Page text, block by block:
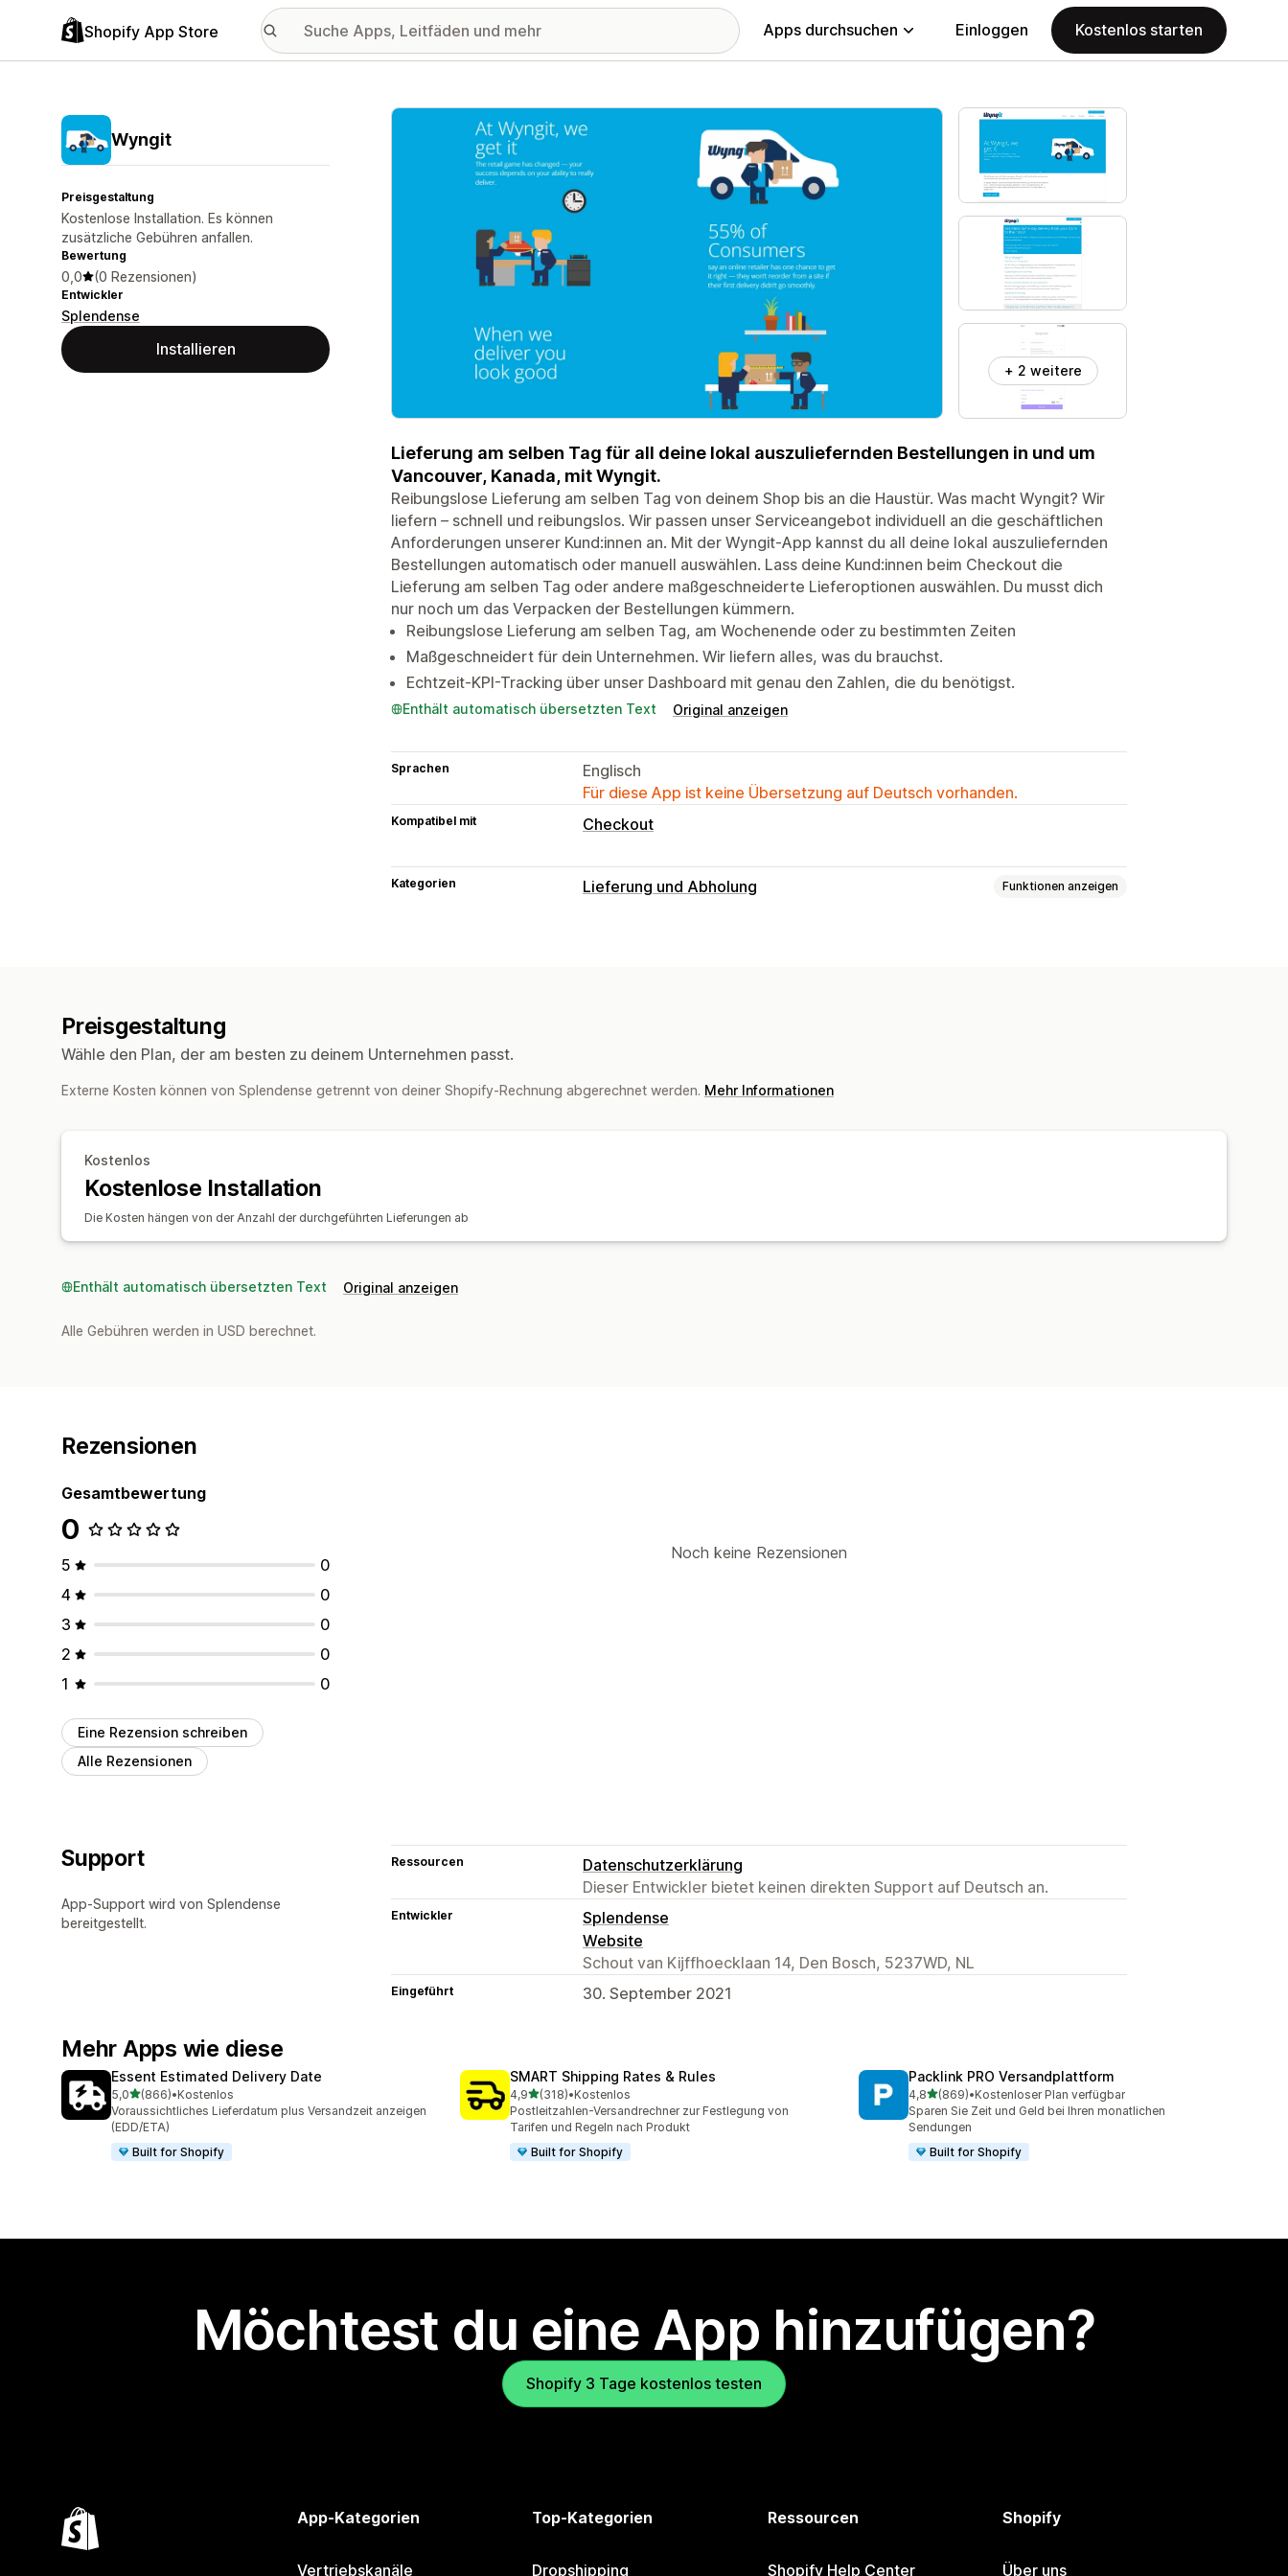
Shopify App Store Apps durchsuchen Einloggen Kostenlos starten
Wyngit
Preisgestaltung
Kostenlose Installation. Es können
zusätzliche Gebühren anfallen.
Bewertung
0,0 (0 Rezensionen)
Entwickler
Splendense
Installieren
Vorgestellte Bildergalerie
+ 2 weitere
Lieferung am selben Tag für all deine lokal auszuliefernden Bestellungen in und um
Vancouver, Kanada, mit Wyngit.
Reibungslose Lieferung am selben Tag von deinem Shop bis an die Haustür. Was macht Wyngit? Wir
liefern – schnell und reibungslos. Wir passen unser Serviceangebot individuell an die geschäftlichen
Anforderungen unserer Kund:innen an. Mit der Wyngit-App kannst du all deine lokal auszuliefernden
Bestellungen automatisch oder manuell auswählen. Lass deine Kund:innen beim Checkout die
Lieferung am selben Tag oder andere maßgeschneiderte Lieferoptionen auswählen. Du musst dich
nur noch um das Verpacken der Bestellungen kümmern.
Reibungslose Lieferung am selben Tag, am Wochenende oder zu bestimmten Zeiten
Maßgeschneidert für dein Unternehmen. Wir liefern alles, was du brauchst.
Echtzeit-KPI-Tracking über unser Dashboard mit genau den Zahlen, die du benötigst.
Enthält automatisch übersetzten Text Original anzeigen
Sprachen
Englisch
Für diese App ist keine Übersetzung auf Deutsch vorhanden.
Kompatibel mit Checkout
Kategorien Lieferung und Abholung Funktionen anzeigen
Tracking in Echtzeit
Preisgestaltung
Wähle den Plan, der am besten zu deinem Unternehmen passt.
Externe Kosten können von Splendense getrennt von deiner Shopify-Rechnung abgerechnet werden. Mehr Informationen
Kostenlos
Kostenlose Installation
Die Kosten hängen von der Anzahl der durchgeführten Lieferungen ab
Enthält automatisch übersetzten Text Original anzeigen
Alle Gebühren werden in USD berechnet.
Rezensionen
Gesamtbewertung
0
5
0
4
0
3
0
2
0
1
0
Eine Rezension schreiben
Alle Rezensionen
Noch keine Rezensionen
Support
App-Support wird von Splendense
bereitgestellt.
Ressourcen
Datenschutzerklärung
Dieser Entwickler bietet keinen direkten Support auf Deutsch an.
Entwickler
Splendense
Website
Schout van Kijffhoecklaan 14, Den Bosch, 5237WD, NL
Eingeführt 30. September 2021
Mehr Apps wie diese
Essent Estimated Delivery Date
5,0von 5 Sternen
(866)
866 Rezensionen insgesamt
•Kostenlos
Voraussichtliches Lieferdatum plus Versandzeit anzeigen
(EDD/ETA)
Built for Shopify
SMART Shipping Rates & Rules
4,9von 5 Sternen
(318)
318 Rezensionen insgesamt
•Kostenlos
Postleitzahlen-Versandrechner zur Festlegung von
Tarifen und Regeln nach Produkt
Built for Shopify
Packlink PRO Versandplattform
4,8von 5 Sternen
(869)
869 Rezensionen insgesamt
•Kostenloser Plan verfügbar
Sparen Sie Zeit und Geld bei Ihren monatlichen
Sendungen
Built for Shopify
Möchtest du eine App hinzufügen?
Shopify 3 Tage kostenlos testen
App-Kategorien
Vertriebskanäle
Top-Kategorien
Dropshipping
Ressourcen
Shopify Help Center
Shopify
Über uns